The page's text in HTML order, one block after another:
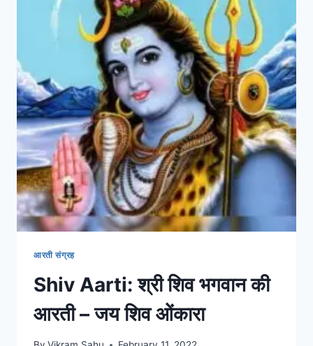
आरती संग्रह
Shiv Aarti: श्री शिव भगवान की
आरती – जय शिव ओंकारा